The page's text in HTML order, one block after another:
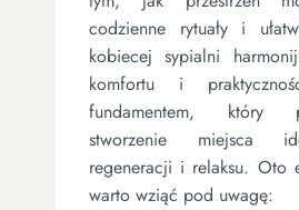
codzienne rytuały i
kobiecej sypialni
komfortu i
fundamentem, który
stworzenie miejsca
regeneracji i relaksu. Oto
warto wziąć pod uwagę: